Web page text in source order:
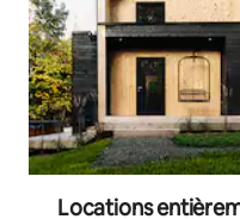
Locations